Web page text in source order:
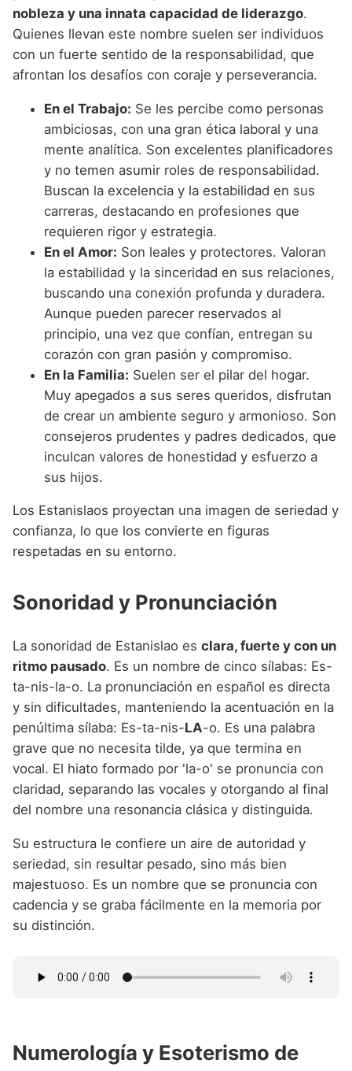
nobleza y una innata capacidad de liderazgo.
Quienes llevan este nombre suelen ser individuos
con un fuerte sentido de la responsabilidad, que
afrontan los desafíos con coraje y perseverancia.
En el Trabajo: Se les percibe como personas
ambiciosas, con una gran ética laboral y una
mente analítica. Son excelentes planificadores
y no temen asumir roles de responsabilidad.
Buscan la excelencia y la estabilidad en sus
carreras, destacando en profesiones que
requieren rigor y estrategia.
En el Amor: Son leales y protectores. Valoran
la estabilidad y la sinceridad en sus relaciones,
buscando una conexión profunda y duradera.
Aunque pueden parecer reservados al
principio, una vez que confían, entregan su
corazón con gran pasión y compromiso.
En la Familia: Suelen ser el pilar del hogar.
Muy apegados a sus seres queridos, disfrutan
de crear un ambiente seguro y armonioso. Son
consejeros prudentes y padres dedicados, que
inculcan valores de honestidad y esfuerzo a
sus hijos.
Los Estanislaos proyectan una imagen de seriedad y
confianza, lo que los convierte en figuras
respetadas en su entorno.
Sonoridad y Pronunciación
La sonoridad de Estanislao es clara, fuerte y con un
ritmo pausado. Es un nombre de cinco sílabas: Es-
ta-nis-la-o. La pronunciación en español es directa
y sin dificultades, manteniendo la acentuación en la
penúltima sílaba: Es-ta-nis-LA-o. Es una palabra
grave que no necesita tilde, ya que termina en
vocal. El hiato formado por 'la-o' se pronuncia con
claridad, separando las vocales y otorgando al final
del nombre una resonancia clásica y distinguida.
Su estructura le confiere un aire de autoridad y
seriedad, sin resultar pesado, sino más bien
majestuoso. Es un nombre que se pronuncia con
cadencia y se graba fácilmente en la memoria por
su distinción.
Numerología y Esoterismo de